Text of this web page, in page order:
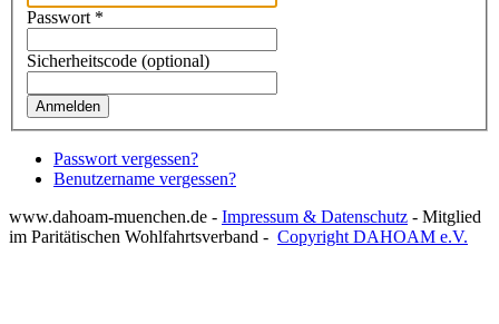
Passwort *
Sicherheitscode (optional)
Anmelden
Passwort vergessen?
Benutzername vergessen?
www.dahoam-muenchen.de - Impressum & Datenschutz - Mitglied
im Paritätischen Wohlfahrtsverband - Copyright DAHOAM e.V.